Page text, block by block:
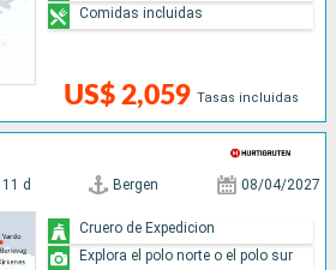
US$ 2,059 Tasas incluidas
Comidas incluidas
11 d Bergen 08/04/2027
Cruero de Expedicion
Explora el polo norte o el polo sur